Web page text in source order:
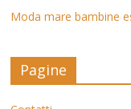
Moda mare bambine
Pagine